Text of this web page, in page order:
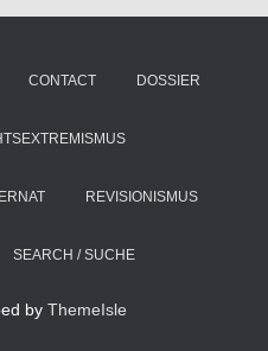
CONTACT DOSSIER
REVISIONISMUS
SEARCH / SUCHE
by ThemeIsle